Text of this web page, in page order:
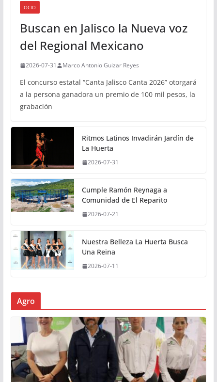
OCIO
Buscan en Jalisco la Nueva voz
del Regional Mexicano
2026-07-31 Marco Antonio Guizar Reyes
El concurso estatal “Canta Jalisco Canta 2026” otorgará
a la persona ganadora un premio de 100 mil pesos, la
grabación
Ritmos Latinos Invadirán Jardín de
La Huerta
2026-07-31
Cumple Ramón Reynaga a
Comunidad de El Reparito
2026-07-21
Nuestra Belleza La Huerta Busca
Una Reina
2026-07-11
Agro